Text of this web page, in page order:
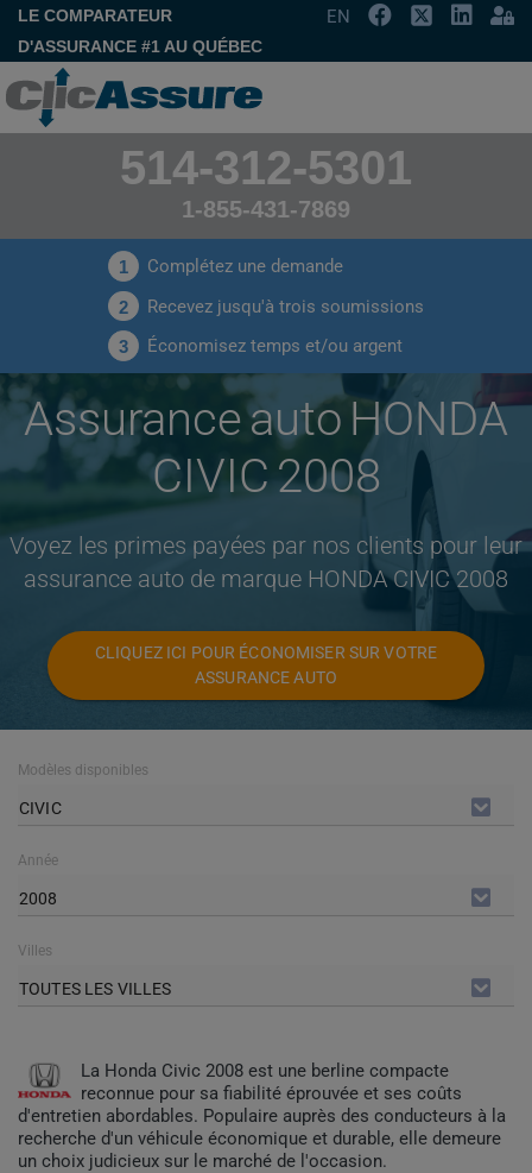
LE COMPARATEUR
D'ASSURANCE #1 AU QUÉBEC
EN
514-312-5301
1-855-431-7869
1 Complétez une demande
2 Recevez jusqu'à trois soumissions
3 Économisez temps et/ou argent
Assurance auto HONDA
CIVIC 2008
Voyez les primes payées par nos clients pour leur
assurance auto de marque HONDA CIVIC 2008
CLIQUEZ ICI POUR ÉCONOMISER SUR VOTRE
ASSURANCE AUTO
Modèles disponibles
CIVIC
Année
2008
Villes
TOUTES LES VILLES
La Honda Civic 2008 est une berline compacte
reconnue pour sa fiabilité éprouvée et ses coûts
d'entretien abordables. Populaire auprès des conducteurs à la
recherche d'un véhicule économique et durable, elle demeure
un choix judicieux sur le marché de l'occasion.